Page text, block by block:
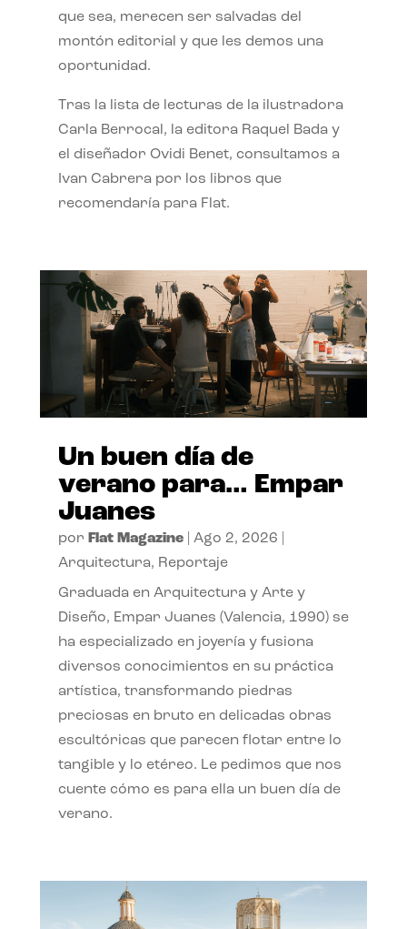
que sea, merecen ser salvadas del
montón editorial y que les demos una
oportunidad.
Tras la lista de lecturas de la ilustradora
Carla Berrocal, la editora Raquel Bada y
el diseñador Ovidi Benet, consultamos a
Ivan Cabrera por los libros que
recomendaría para Flat.
Un buen día de
verano para… Empar
Juanes
por Flat Magazine| Ago 2, 2026
Arquitectura, Reportaje
Graduada en Arquitectura y Arte y
Diseño, Empar Juanes (Valencia, 1990) se
ha especializado en joyería y fusiona
diversos conocimientos en su práctica
artística, transformando piedras
preciosas en bruto en delicadas obras
escultóricas que parecen flotar entre lo
tangible y lo etéreo. Le pedimos que nos
cuente cómo es para ella un buen día de
verano.